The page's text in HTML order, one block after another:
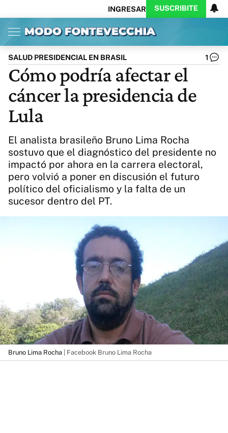
INGRESAR SUSCRIBITE
Inicio Ahora
Opinión
Política
Ciencia
Protagonistas
Cultura
Arte
Educación
Internacional
Deportes
CARAS
Exitoina
Turismo
Videos
Business
Noticias
Caras
Exitoina
Gaming
Vivo
Diario del Juicio
Actualidad
SALUD PRESIDENCIAL EN BRASIL 1
Cómo podría afectar el
cáncer la presidencia de
Lula
El analista brasileño Bruno Lima Rocha
sostuvo que el diagnóstico del presidente no
impactó por ahora en la carrera electoral,
pero volvió a poner en discusión el futuro
político del oficialismo y la falta de un
sucesor dentro del PT.
Bruno Lima Rocha | Facebook Bruno Lima Rocha